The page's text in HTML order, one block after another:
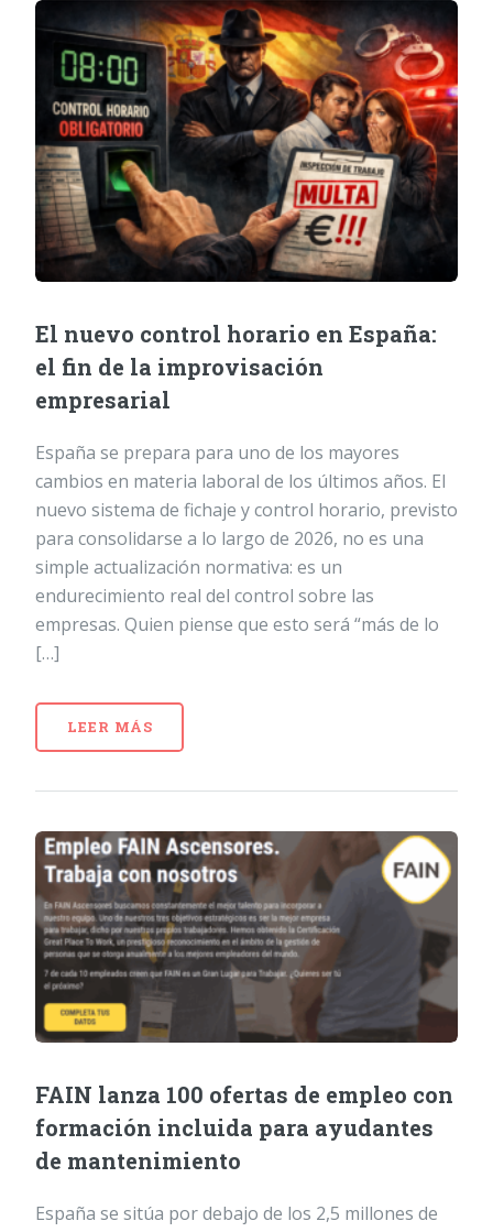
El nuevo control horario en España:
el fin de la improvisación
empresarial
España se prepara para uno de los mayores
cambios en materia laboral de los últimos años. El
nuevo sistema de fichaje y control horario, previsto
para consolidarse a lo largo de 2026, no es una
simple actualización normativa: es un
endurecimiento real del control sobre las
empresas. Quien piense que esto será “más de lo
[…]
LEER MÁS
FAIN lanza 100 ofertas de empleo con
formación incluida para ayudantes
de mantenimiento
España se sitúa por debajo de los 2,5 millones de